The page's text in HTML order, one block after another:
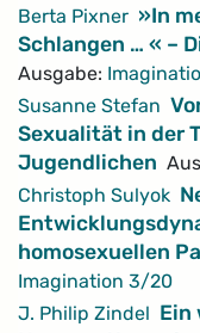
Berta Pixner »In
Schlangen … « –
Ausgabe:
Susanne Stefan
Sexualität in der
Jugendlichen
Christoph Sulyok
homosexuellen
Imagination 3/20
J. Philip Zindel Ein